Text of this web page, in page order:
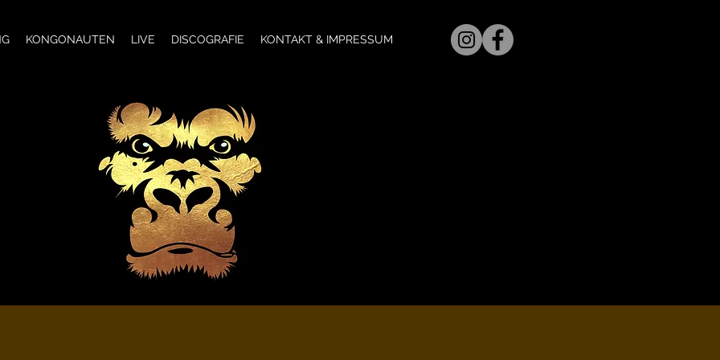
KONGONAUTEN LIVE DISCOGRAFIE KONTAKT & IMPRESSUM